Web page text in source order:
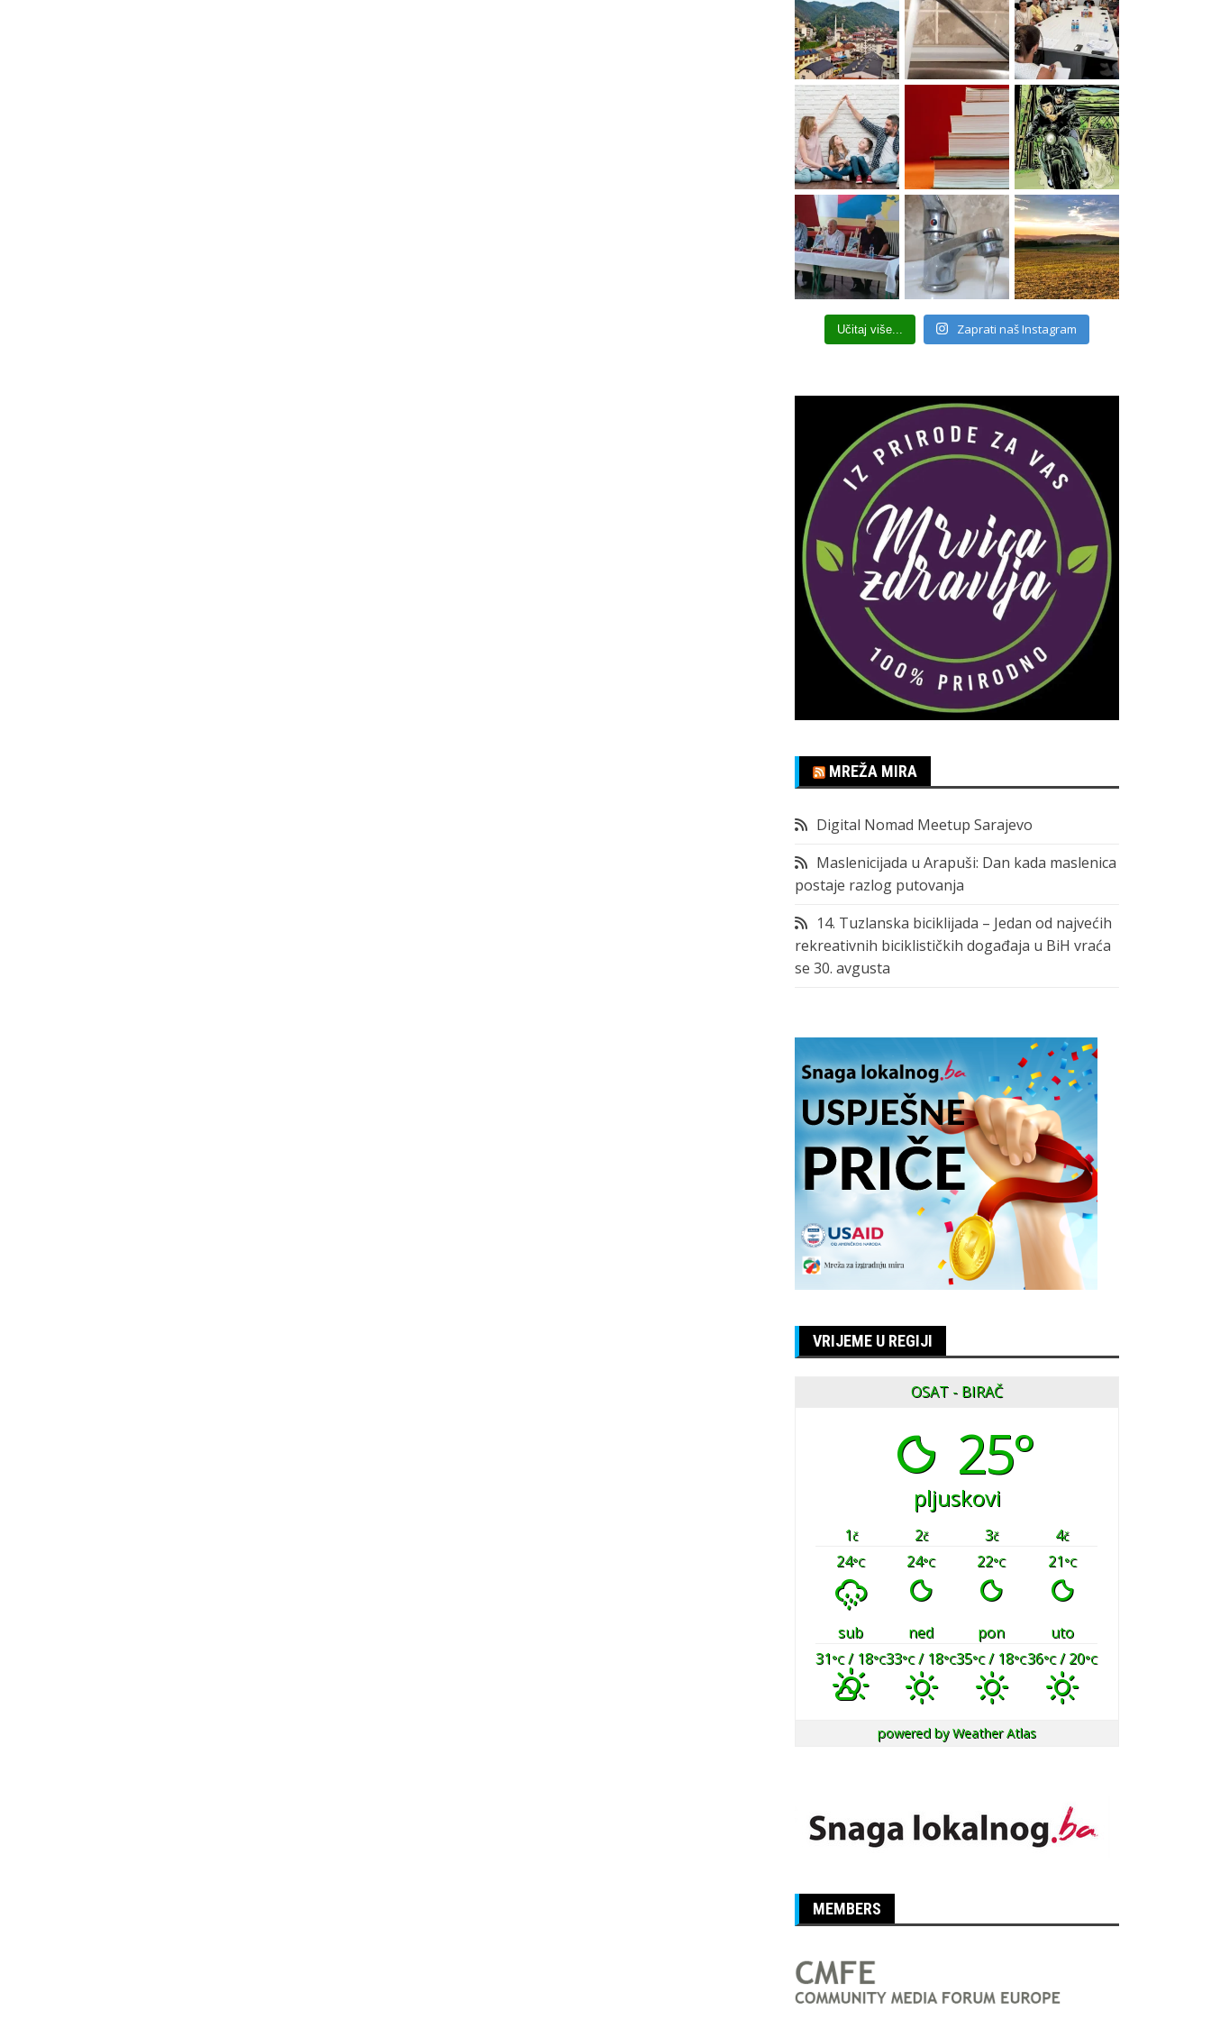
Učitaj više... Zaprati naš Instagram
MREŽA MIRA
Digital Nomad Meetup Sarajevo
Maslenicijada u Arapuši: Dan kada maslenica
postaje razlog putovanja
14. Tuzlanska biciklijada – Jedan od najvećih
rekreativnih biciklističkih događaja u BiH vraća
se 30. avgusta
VRIJEME U REGIJI
OSAT - BIRAČ
25°
pljuskovi
1č 2č 3č 4č
24°C 24°C 22°C 21°C
sub ned pon
uto
31°C/ 18°C33°C/ 18°C35°C/ 18°C36°C/ 20°C
powered byWeather Atlas
MEMBERS